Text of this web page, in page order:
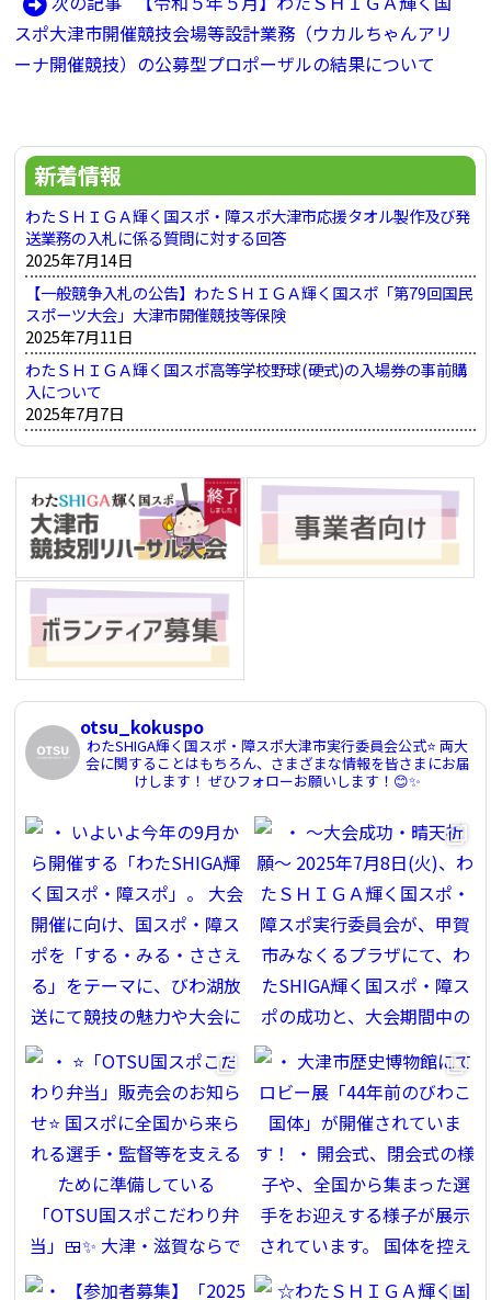
ナ
ビ
シ
ン
事:
の
記
スポ大津市開催競技会場等設計業務（ウカルちゃんアリ
ーナ開催競技）の公募型プロポーザルの結果について
新着情報
わたＳＨＩＧＡ輝く国スポ・障スポ大津市応援タオル製作及び発
送業務の入札に係る質問に対する回答
2025年7月14日
【一般競争入札の公告】わたＳＨＩＧＡ輝く国スポ「第79回国民
スポーツ大会」大津市開催競技等保険
2025年7月11日
わたＳＨＩＧＡ輝く国スポ高等学校野球(硬式)の入場券の事前購
入について
2025年7月7日
otsu_kokuspo
わたSHIGA輝く国スポ・障スポ大津市実行委員会公式⭐️両大
会に関することはもちろん、さまざまな情報を皆さまにお届
けします！ ぜひフォローお願いします！😊✨